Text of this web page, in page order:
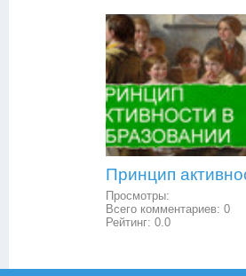
Просмотры:
Всего комментариев: 0
Рейтинг: 0.0